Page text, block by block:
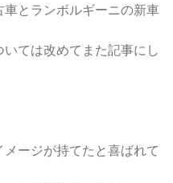
とランボルギーニの新車
いては改めてまた記事にし
ージが持てたと喜ばれて